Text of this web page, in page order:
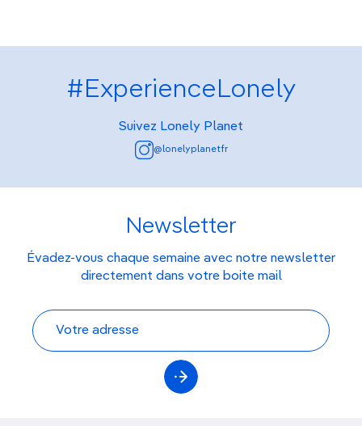
#ExperienceLonely
Suivez Lonely Planet
@lonelyplanetfr
Newsletter
Évadez-vous chaque semaine avec notre newsletter
directement dans votre boite mail